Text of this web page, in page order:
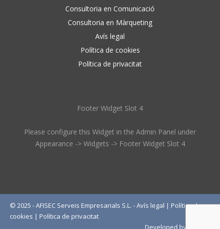
Consultoria en Comunicació
Consultoria en Màrqueting
Avís legal
Política de cookies
Política de privacitat
Footer Widget Slot 4
Please configure this Widget in the Admin Panel under
Appearance -> Widgets -> Footer Widget Slot 4
© 2025 - AFISEC Serveis Empresarials S.L. -Avís legal | Política de
cookies | Política de privacitat
Developed by